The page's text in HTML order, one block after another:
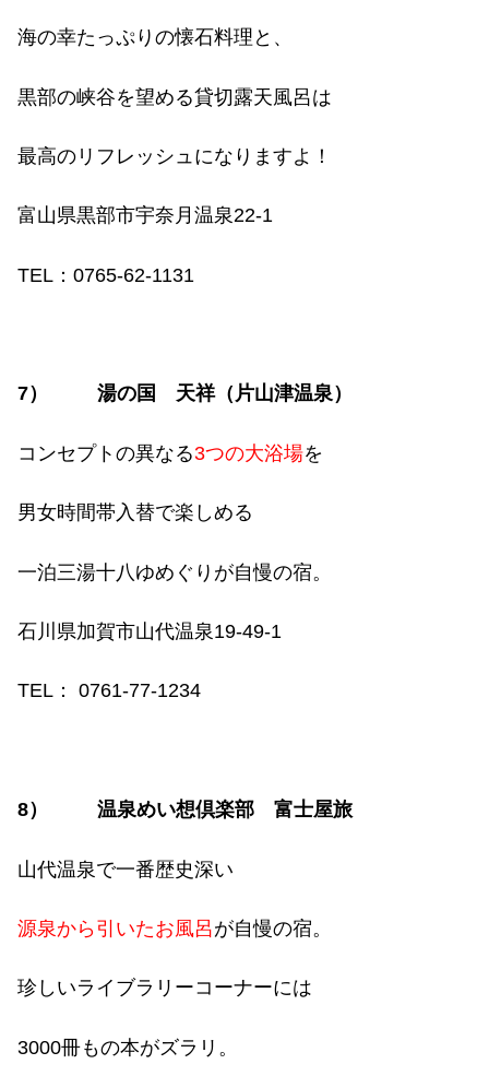
海の幸たっぷりの懐石料理と、
黒部の峡谷を望める貸切露天風呂は
最高のリフレッシュになりますよ！
富山県黒部市宇奈月温泉22-1
TEL ： 0765-62-1131
7） 湯の国 天祥（片山津温泉）
コンセプトの異なる3つの大浴場を
男女時間帯入替で楽しめる
一泊三湯十八ゆめぐりが自慢の宿。
石川県加賀市山代温泉19-49-1
TEL ： 0761-77-1234
8） 温泉めい想倶楽部 富士屋旅
山代温泉で一番歴史深い
源泉から引いたお風呂が自慢の宿。
珍しいライブラリーコーナーには
3000冊もの本がズラリ。